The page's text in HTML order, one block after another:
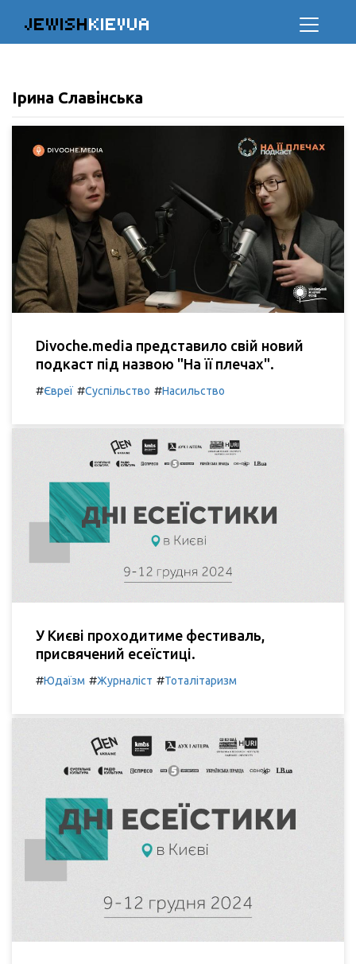
JEWISHKIEVUA
Ірина Славінська
Divoche.media представило свій новий
подкаст під назвою "На її плечах".
#Євреї #Суспільство #Насильство
У Києві проходитиме фестиваль,
присвячений есеїстиці.
#Юдаїзм #Журналіст #Тоталітаризм